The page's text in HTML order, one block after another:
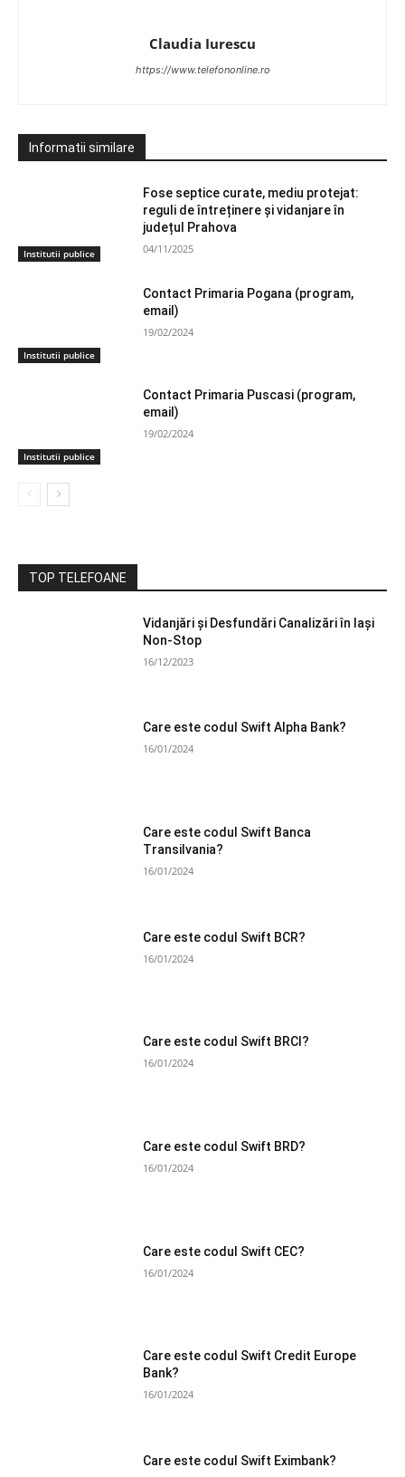
Claudia Iurescu
https://www.telefononline.ro
Informatii similare
Institutii publice
Fose septice curate, mediu protejat:
reguli de întreținere și vidanjare în
județul Prahova
04/11/2025
Institutii publice
Contact Primaria Pogana (program,
email)
19/02/2024
Institutii publice
Contact Primaria Puscasi (program,
email)
19/02/2024
TOP TELEFOANE
Vidanjări și Desfundări Canalizări în Iași
Non-Stop
16/12/2023
Care este codul Swift Alpha Bank?
16/01/2024
Care este codul Swift Banca
Transilvania?
16/01/2024
Care este codul Swift BCR?
16/01/2024
Care este codul Swift BRCI?
16/01/2024
Care este codul Swift BRD?
16/01/2024
Care este codul Swift CEC?
16/01/2024
Care este codul Swift Credit Europe
Bank?
16/01/2024
Care este codul Swift Eximbank?